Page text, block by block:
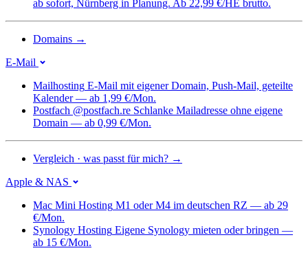
ab sofort, Nürnberg in Planung. Ab 22,99 €/HE brutto.
Domains →
E-Mail
Mailhosting E-Mail mit eigener Domain, Push-Mail, geteilte
Kalender — ab 1,99 €/Mon.
Postfach @postfach.re Schlanke Mailadresse ohne eigene
Domain — ab 0,99 €/Mon.
Vergleich · was passt für mich? →
Apple & NAS
Mac Mini Hosting M1 oder M4 im deutschen RZ — ab 29
€/Mon.
Synology Hosting Eigene Synology mieten oder bringen —
ab 15 €/Mon.